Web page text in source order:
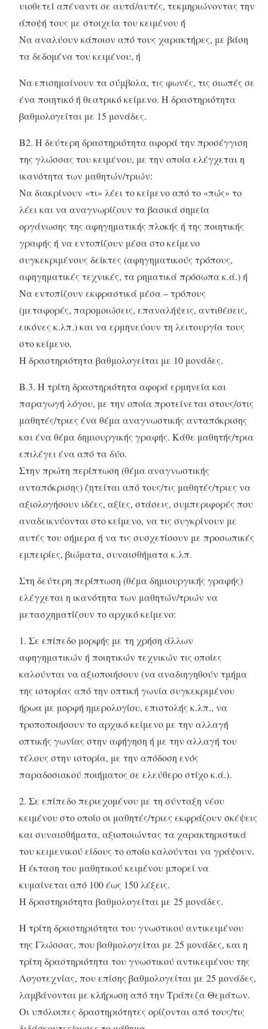
υιοθετεί απέναντι σε αυτά/αυτές, τεκμηριώνοντας την
άποψή τους με στοιχεία του κειμένου ή
Να αναλύουν κάποιον από τους χαρακτήρες, με βάση
τα δεδομένα του κειμένου, ή
Να επισημαίνουν τα σύμβολα, τις φωνές, τις σιωπές σε
ένα ποιητικό ή θεατρικό κείμενο. Η δραστηριότητα
βαθμολογείται με 15 μονάδες.
Β2. Η δεύτερη δραστηριότητα αφορά την προσέγγιση
της γλώσσας του κειμένου, με την οποία ελέγχεται η
ικανότητα των μαθητών/τριών:
Να διακρίνουν «τι» λέει το κείμενο από το «πώς» το
λέει και να αναγνωρίζουν τα βασικά σημεία
οργάνωσης της αφηγηματικής πλοκής ή της ποιητικής
γραφής ή να εντοπίζουν μέσα στο κείμενο
συγκεκριμένους δείκτες (αφηγηματικούς τρόπους,
αφηγηματικές τεχνικές, τα ρηματικά πρόσωπα κ.ά.) ή
Να εντοπίζουν εκφραστικά μέσα – τρόπους
(μεταφορές, παρομοιώσεις, επαναλήψεις, αντιθέσεις,
εικόνες κ.λπ.) και να ερμηνεύουν τη λειτουργία τους
στο κείμενο.
Η δραστηριότητα βαθμολογείται με 10 μονάδες.
Β.3. Η τρίτη δραστηριότητα αφορά ερμηνεία και
παραγωγή λόγου, με την οποία προτείνεται στους/στις
μαθητές/τριες ένα θέμα αναγνωστικής ανταπόκρισης
και ένα θέμα δημιουργικής γραφής. Κάθε μαθητής/τρια
επιλέγει ένα από τα δύο.
Στην πρώτη περίπτωση (θέμα αναγνωστικής
ανταπόκρισης) ζητείται από τους/τις μαθητές/τριες να
αξιολογήσουν ιδέες, αξίες, στάσεις, συμπεριφορές που
αναδεικνύονται στο κείμενο, να τις συγκρίνουν με
αυτές του σήμερα ή να τις συσχετίσουν με προσωπικές
εμπειρίες, βιώματα, συναισθήματα κ.λπ.
Στη δεύτερη περίπτωση (θέμα δημιουργικής γραφής)
ελέγχεται η ικανότητα των μαθητών/τριών να
μετασχηματίζουν το αρχικό κείμενο:
1. Σε επίπεδο μορφής με τη χρήση άλλων
αφηγηματικών ή ποιητικών τεχνικών τις οποίες
καλούνται να αξιοποιήσουν (να αναδιηγηθούν τμήμα
της ιστορίας από την οπτική γωνία συγκεκριμένου
ήρωα με μορφή ημερολογίου, επιστολής κ.λπ., να
τροποποιήσουν το αρχικό κείμενο με την αλλαγή
οπτικής γωνίας στην αφήγηση ή με την αλλαγή του
τέλους στην ιστορία, με την απόδοση ενός
παραδοσιακού ποιήματος σε ελεύθερο στίχο κ.ά.).
2. Σε επίπεδο περιεχομένου με τη σύνταξη νέου
κειμένου στο οποίο οι μαθητές/τριες εκφράζουν σκέψεις
και συναισθήματα, αξιοποιώντας τα χαρακτηριστικά
του κειμενικού είδους το οποίο καλούνται να γράψουν.
Η έκταση του μαθητικού κειμένου μπορεί να
κυμαίνεται από 100 έως 150 λέξεις.
Η δραστηριότητα βαθμολογείται με 25 μονάδες.
Η τρίτη δραστηριότητα του γνωστικού αντικειμένου
της Γλώσσας, που βαθμολογείται με 25 μονάδες, και η
τρίτη δραστηριότητα του γνωστικού αντικειμένου της
Λογοτεχνίας, που επίσης βαθμολογείται με 25 μονάδες,
λαμβάνονται με κλήρωση από την Τράπεζα Θεμάτων.
Οι υπόλοιπες δραστηριότητες ορίζονται από τους/τις